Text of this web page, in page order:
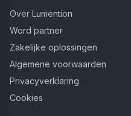
Over Lumention
Word partner
Zakelijke oplossingen
Algemene voorwaarden
Privacyverklaring
Cookies